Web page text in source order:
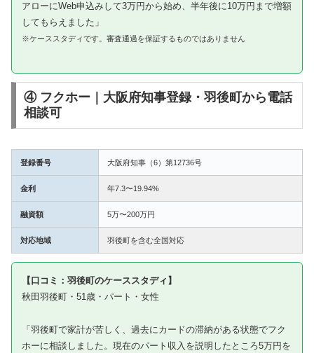
アローにWeb申込みして3万円から始め、半年後に10万円まで増額
してもらえました」
※ケーススタディです。審査通過を保証するものではありません
④ フクホー｜大阪府知事登録・羽後町から電話
相談可
登録番号 大阪府知事（6）第12736号
金利 年7.3〜19.94%
融資額 5万〜200万円
対応地域 羽後町を含む全国対応
【口コミ：羽後町のケーススタディ】
秋田羽後町・51歳・パート・女性
「羽後町で家計が苦しく、過去にカードの滞納がある状態でフク
ホーに相談しました。現在のパート収入を説明したところ5万円を